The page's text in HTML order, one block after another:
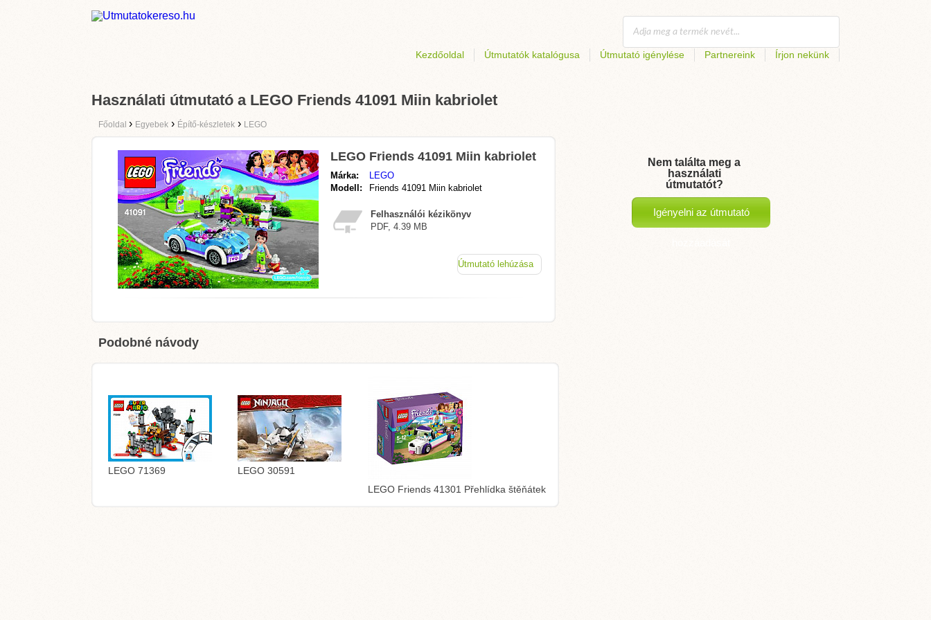
Kezdőoldal Útmutatók katalógusa Útmutató igénylése Partnereink Írjon nekünk
Használati útmutató a LEGO Friends 41091 Miin kabriolet
Főoldal › Egyebek › Építő-készletek › LEGO
LEGO Friends 41091 Miin kabriolet
Márka:
LEGO
Modell:
Friends 41091 Miin kabriolet
Felhasználói kézikönyv
PDF, 4.39 MB
Útmutató lehúzása
Podobné návody
LEGO 71369
LEGO 30591
LEGO Friends 41301 Přehlídka štěňátek
Nem találta meg a
használati
útmutatót?
Igényelni az útmutató